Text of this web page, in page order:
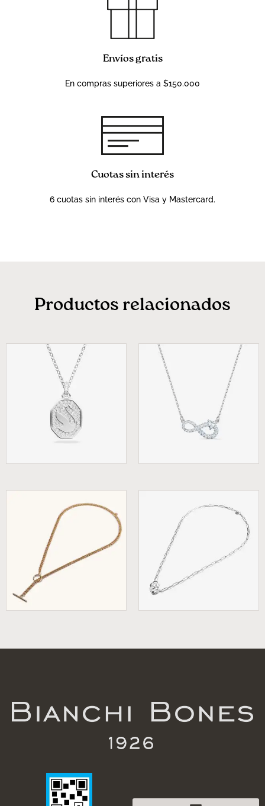
Envíos gratis
En compras superiores a $150.000
Cuotas sin interés
6 cuotas sin interés con Visa y Mastercard.
Productos relacionados